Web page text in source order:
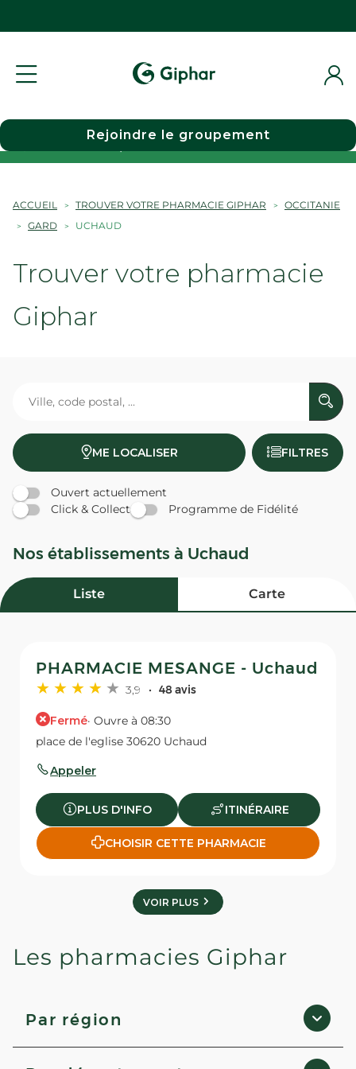
Choisir une pharmacie
Rejoindre le groupement
ACCUEIL TROUVER VOTRE PHARMACIE GIPHAR
OCCITANIE
GARD
UCHAUD
Trouver votre pharmacie
Giphar
ME LOCALISER FILTRES
Ouvert actuellement
Click & Collect
Programme de Fidélité
Nos établissements à Uchaud
Liste Carte
PHARMACIE MESANGE - Uchaud
3,9 48 avis
Fermé· Ouvre à 08:30
place de l'eglise 30620 Uchaud
Appeler
PLUS D'INFO ITINÉRAIRE
CHOISIR CETTE PHARMACIE
VOIR PLUS
Les pharmacies Giphar
Par région